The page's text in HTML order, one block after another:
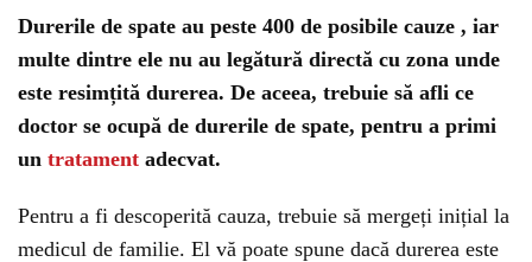
Durerile de spate au peste 400 de posibile cauze , iar
multe dintre ele nu au legătură directă cu zona unde
este resimțită durerea. De aceea, trebuie să afli ce
doctor se ocupă de durerile de spate, pentru a primi
un tratament adecvat.
Pentru a fi descoperită cauza, trebuie să mergeți inițial la
medicul de familie. El vă poate spune dacă durerea este